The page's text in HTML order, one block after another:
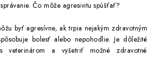
KONTAKTY
POŠTOVNÉ A DOPRAVA
GDPR
Čo môže agresivitu spúšťať?
byť agresívne, ak trpia nejakým zdravotným
bolesť alebo nepohodlie. Je dôležité
veterinárom a vyšetriť možné zdravotné